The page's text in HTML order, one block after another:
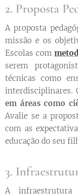
2. Proposta
A proposta
missão e os
Escolas com
serem
técnicas como
interdisciplinares.
em áreas como
Avalie se a
com as
educação do seu
3.
A